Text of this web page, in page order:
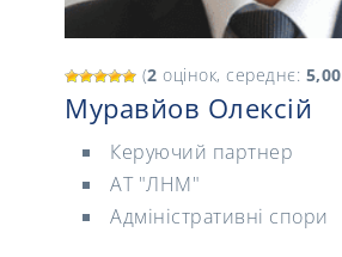
(2 оцінок, середнє: 5,00
Муравйов Олексій
Керуючий партнер
АТ "ЛНМ"
Адміністративні спори